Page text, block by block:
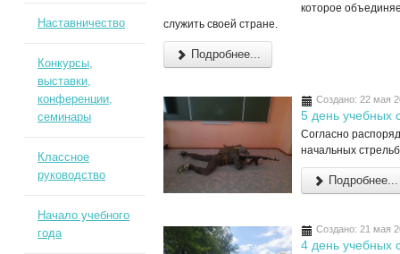
которое
служить своей стране.
Подробнее...
Создано: 22 мая
5 день учебных
Согласно
начальных
Подробнее...
Создано: 21 мая
4 день учебных
Наставничество
Конкурсы,
выставки,
конференции,
семинары
Классное
руководство
Начало учебного
года